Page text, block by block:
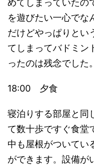
を遊びたい一心でな
だけどやっぱりとい
てしまってバドミン
ったのは残念でした。
18:00 夕食
寝泊りする部屋と同
て数十歩ですぐ食堂
中も屋根がついてい
ができます。設備